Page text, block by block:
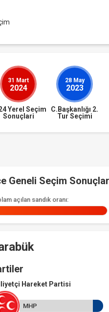
31 Mart
2024
Yerel Seçim
Sonuçlari
28 May
2023
C.Başkanlığı 2.
Tur Seçimi
Geneli Seçim
açılan sandık oranı:
Hareket Partisi
MHP